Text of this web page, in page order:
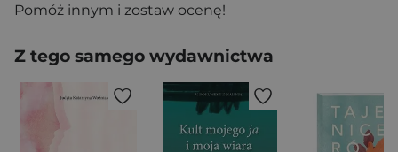
Pomóż innym i zostaw ocenę!
Z tego samego wydawnictwa